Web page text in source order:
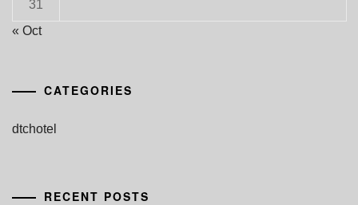
31
« Oct
CATEGORIES
dtchotel
RECENT POSTS